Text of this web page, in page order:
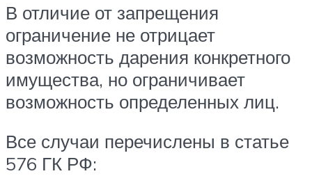
В отличие от запрещения
ограничение не отрицает
возможность дарения конкретного
имущества, но ограничивает
возможность определенных лиц.
Все случаи перечислены в статье
576 ГК РФ: